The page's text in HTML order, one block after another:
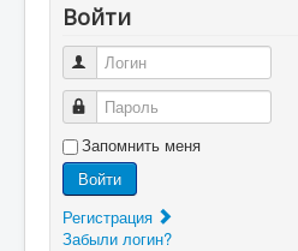
Войти
Логин
Пароль
Запомнить меня
Войти
Регистрация
Забыли логин?